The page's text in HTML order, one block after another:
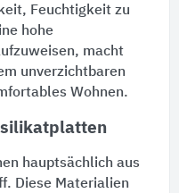
Feuchtigkeit zu
hohe
macht
unverzichtbaren
Wohnen.
hauptsächlich aus
Diese Materialien